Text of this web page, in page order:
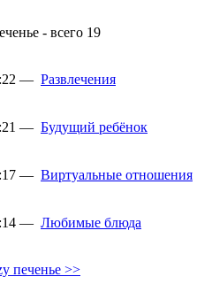
- всего 19
— Развлечения
— Будущий ребёнок
— Виртуальные отношения
— Любимые блюда
печенье >>